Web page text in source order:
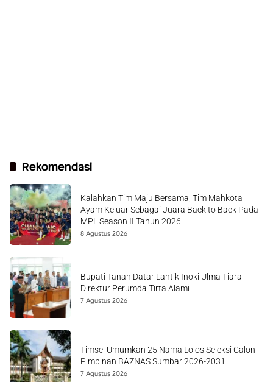
Rekomendasi
Kalahkan Tim Maju Bersama, Tim Mahkota
Ayam Keluar Sebagai Juara Back to Back Pada
MPL Season II Tahun 2026
8 Agustus 2026
Bupati Tanah Datar Lantik Inoki Ulma Tiara
Direktur Perumda Tirta Alami
7 Agustus 2026
Timsel Umumkan 25 Nama Lolos Seleksi Calon
Pimpinan BAZNAS Sumbar 2026-2031
7 Agustus 2026